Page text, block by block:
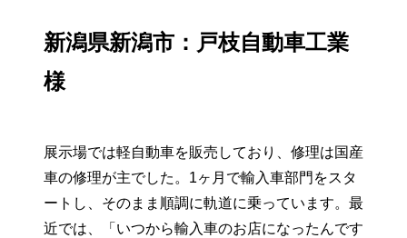
新潟県新潟市：戸枝自動車工業
様
展示場では軽自動車を販売しており、修理は国産
車の修理が主でした。1ヶ月で輸入車部門をスタ
ートし、そのまま順調に軌道に乗っています。最
近では、「いつから輸入車のお店になったんです